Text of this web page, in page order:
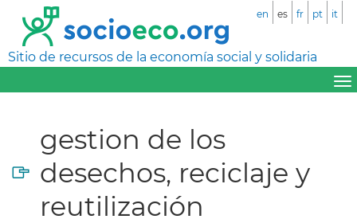
Sitio de recursos de la economía social y solidaria
en es fr pt it
gestion de los
desechos, reciclaje y
reutilización